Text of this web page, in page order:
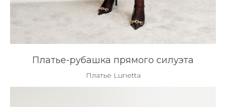
Платье-рубашка прямого силуэта
Платье Lunetta